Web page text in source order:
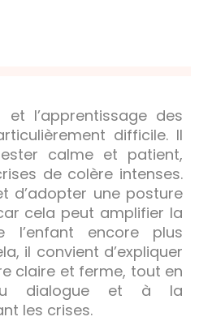
l’apprentissage des
difficile. Il
calme et patient,
de colère intenses.
d’adopter une posture
cela peut amplifier la
l’enfant encore plus
il convient d’expliquer
claire et ferme, tout en
dialogue et à la
les crises.